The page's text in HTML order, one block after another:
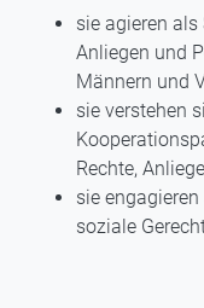
sie agieren
Anliegen und
Männern und
sie verstehen
Rechte,
sie
soziale